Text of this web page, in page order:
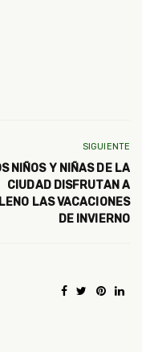
SIGUIENTE
NIÑOS Y NIÑAS DE LA
CIUDAD DISFRUTAN A
LAS VACACIONES
DE INVIERNO